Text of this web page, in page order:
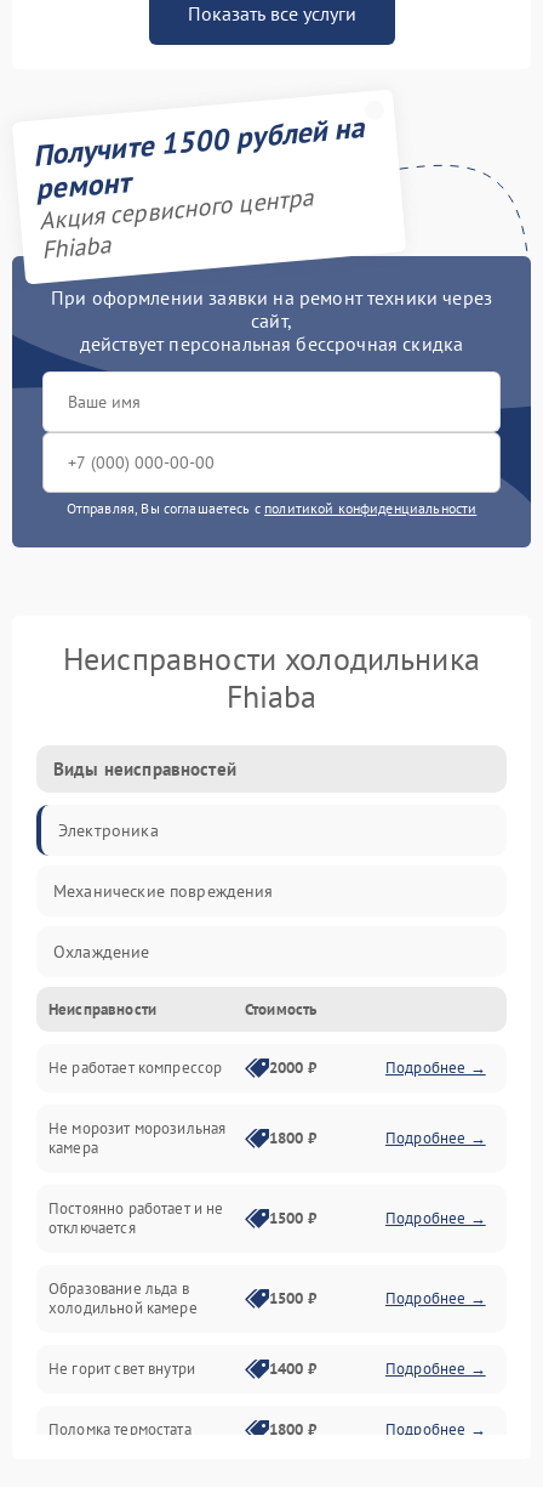
Показать все услуги
Получите 1500 рублей на
ремонт
Акция сервисного центра
Fhiaba
При оформлении заявки на ремонт техники через
сайт,
действует персональная бессрочная скидка
Отправляя, Вы соглашаетесь с политикой конфиденциальности
Неисправности холодильника
Fhiaba
Виды неисправностей
Электроника
Механические повреждения
Охлаждение
Механика
Электропитание
Дренаж
Неисправности Стоимость
Не работает компрессор 2000 ₽ Подробнее →
Не морозит морозильная
камера
1800 ₽ Подробнее →
Постоянно работает и не
отключается
1500 ₽ Подробнее →
Образование льда в
холодильной камере
1500 ₽ Подробнее →
Не горит свет внутри 1400 ₽ Подробнее →
Поломка термостата 1800 ₽ Подробнее →